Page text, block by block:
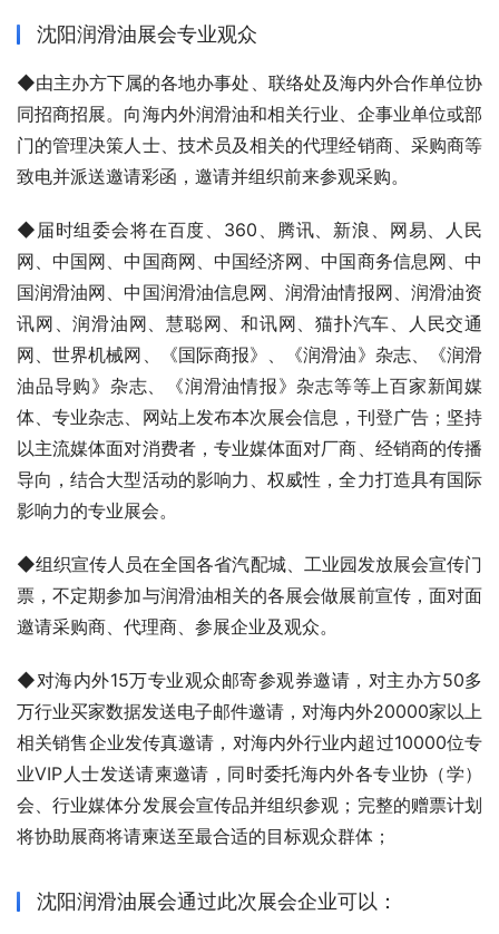
沈阳润滑油展会专业观众
◆由主办方下属的各地办事处、联络处及海内外合作单位协
同招商招展。向海内外润滑油和相关行业、企事业单位或部
门的管理决策人士、技术员及相关的代理经销商、采购商等
致电并派送邀请彩函，邀请并组织前来参观采购。
◆届时组委会将在百度、360、腾讯、新浪、网易、人民
网、中国网、中国商网、中国经济网、中国商务信息网、中
国润滑油网、中国润滑油信息网、润滑油情报网、润滑油资
讯网、润滑油网、慧聪网、和讯网、猫扑汽车、人民交通
网、世界机械网、《国际商报》、《润滑油》杂志、《润滑
油品导购》杂志、《润滑油情报》杂志等等上百家新闻媒
体、专业杂志、网站上发布本次展会信息，刊登广告；坚持
以主流媒体面对消费者，专业媒体面对厂商、经销商的传播
导向，结合大型活动的影响力、权威性，全力打造具有国际
影响力的专业展会。
◆组织宣传人员在全国各省汽配城、工业园发放展会宣传门
票，不定期参加与润滑油相关的各展会做展前宣传，面对面
邀请采购商、代理商、参展企业及观众。
◆对海内外15万专业观众邮寄参观券邀请，对主办方50多
万行业买家数据发送电子邮件邀请，对海内外20000家以上
相关销售企业发传真邀请，对海内外行业内超过10000位专
业VIP人士发送请柬邀请，同时委托海内外各专业协（学）
会、行业媒体分发展会宣传品并组织参观；完整的赠票计划
将协助展商将请柬送至最合适的目标观众群体；
沈阳润滑油展会通过此次展会企业可以：